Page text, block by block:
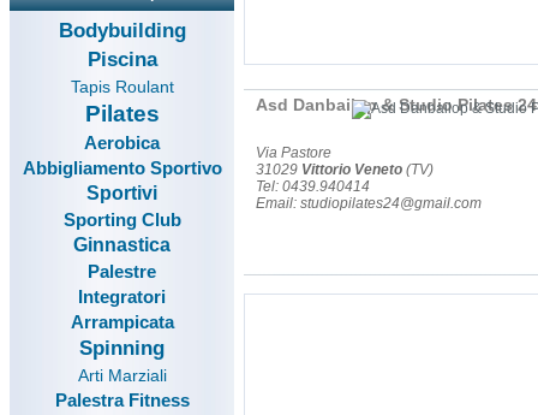
Bodybuilding
Piscina
Tapis Roulant
Pilates
Aerobica
Abbigliamento Sportivo
Sportivi
Sporting Club
Ginnastica
Palestre
Integratori
Arrampicata
Spinning
Arti Marziali
Palestra Fitness
Asd Danbailop & Studio Pilates 24
Via Pastore
31029 Vittorio Veneto (TV)
Tel: 0439.940414
Email: studiopilates24@gmail.com